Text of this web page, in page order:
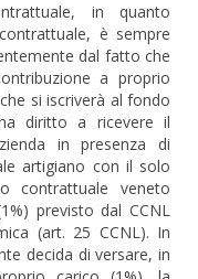
in quanto
è sempre
dal fatto che
a proprio
si iscriverà al fondo
diritto a ricevere il
in presenza di
artigiano con il solo
contrattuale veneto
previsto dal CCNL
(art. 25 CCNL). In
decida di versare, in